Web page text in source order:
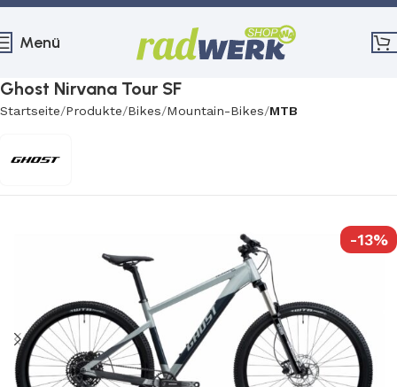
Menü
Ghost Nirvana Tour SF
Startseite Produkte Bikes Mountain-Bikes MTB
-13%